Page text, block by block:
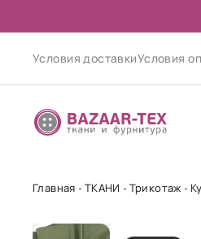
Условия доставкиУсловия
Главная ТКАНИ Трикотаж